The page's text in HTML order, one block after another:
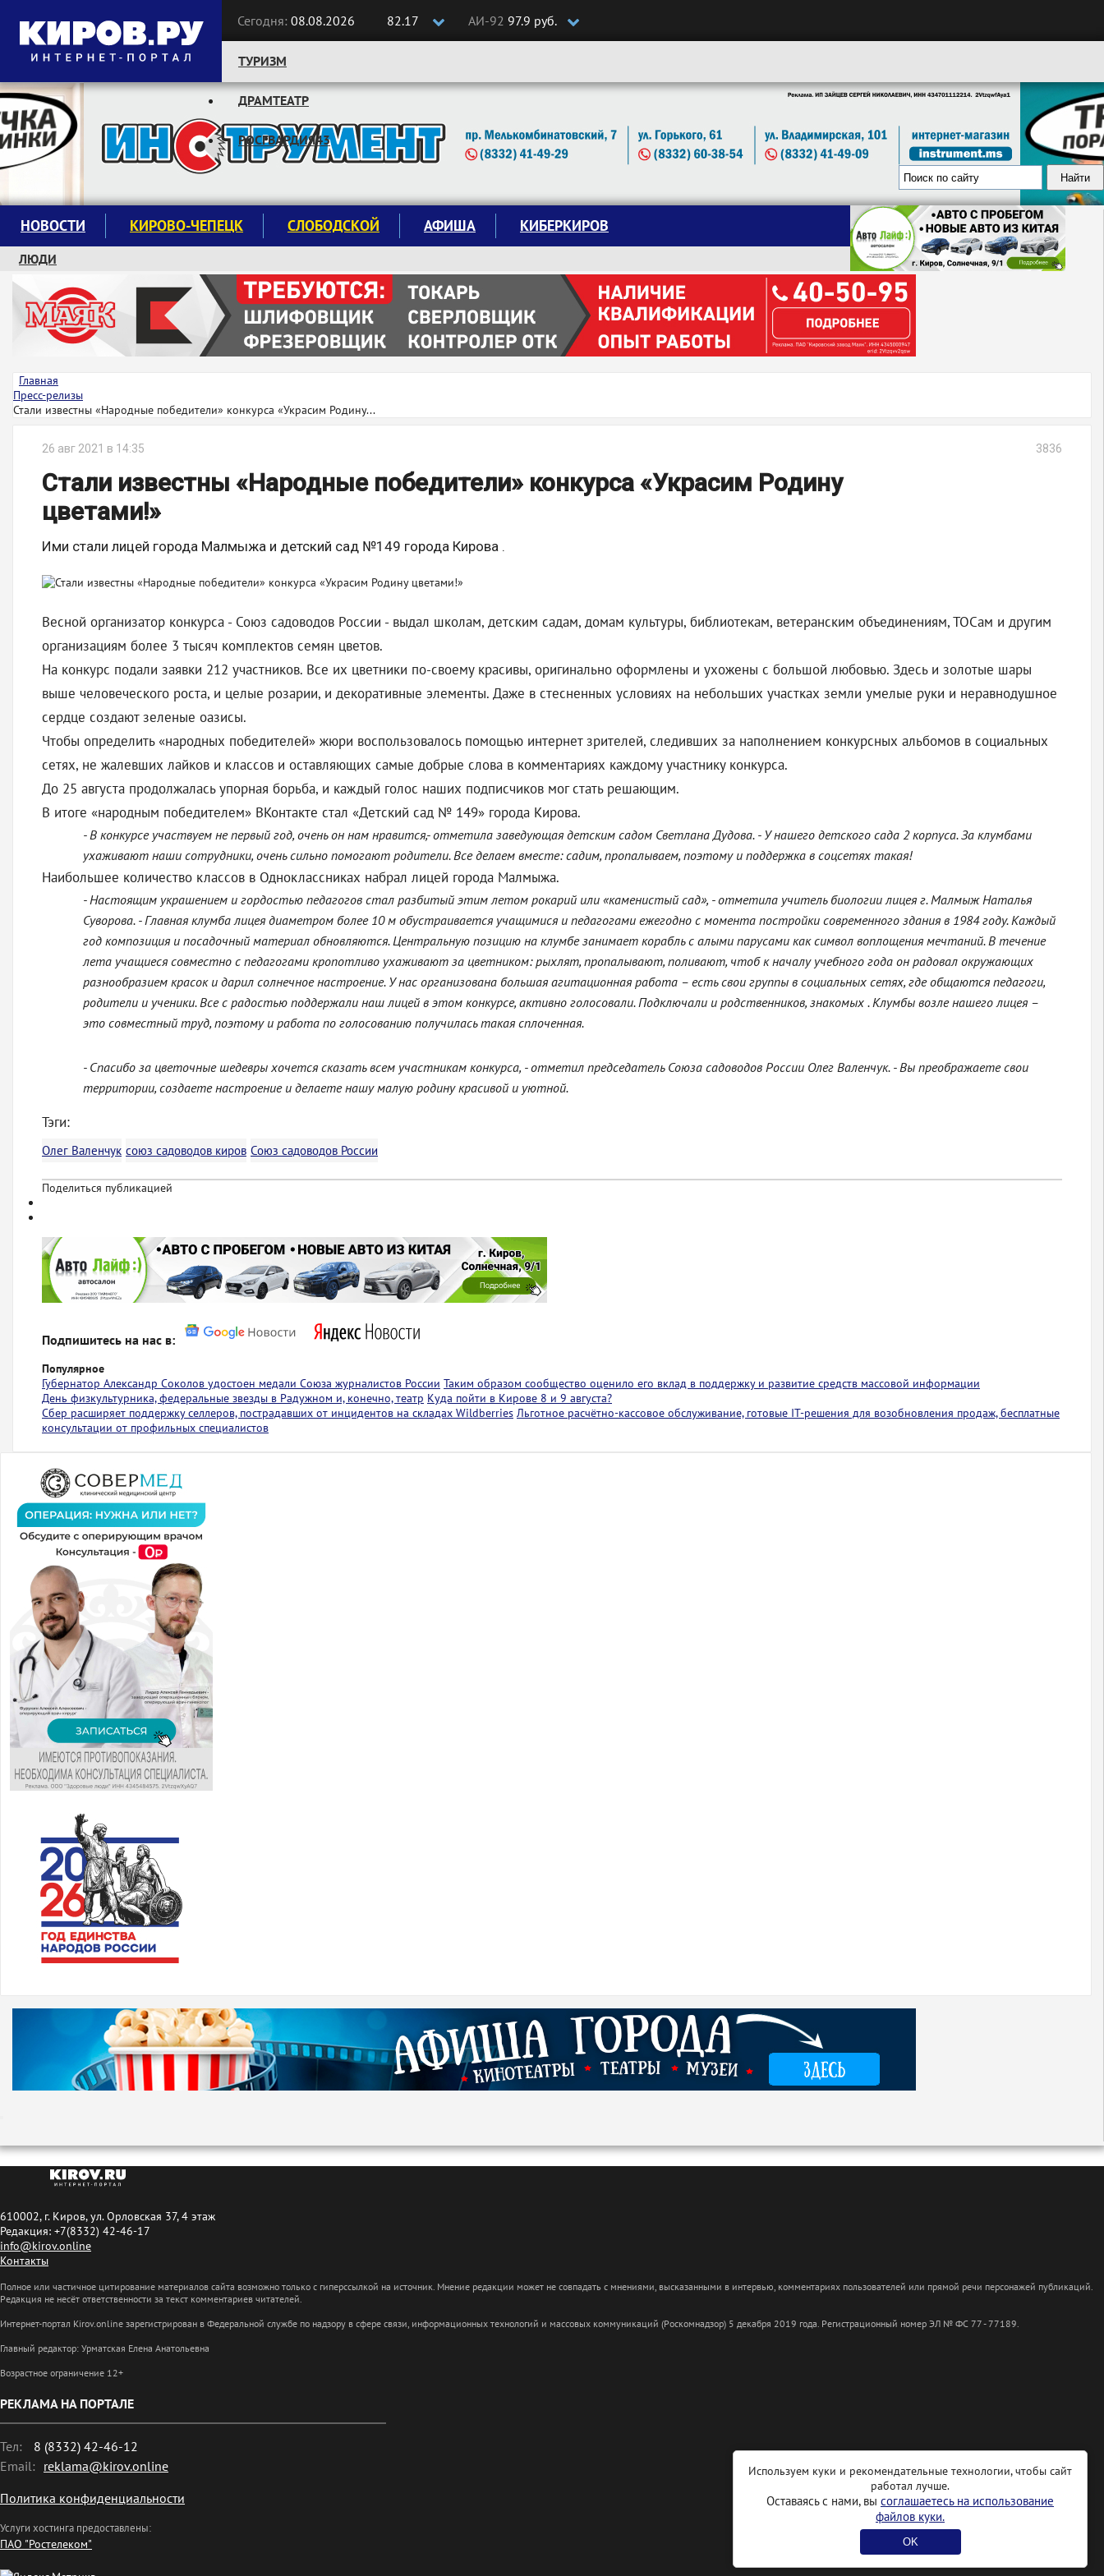
Сегодня: 08.08.2026 82.17 АИ-92 97.9 руб.
Следите за новостями:
ТУРИЗМ
ДРАМТЕАТР
РОСГВАРДИЯ43
НОВОСТИ КИРОВО-ЧЕПЕЦК СЛОБОДСКОЙ АФИША КИБЕРКИРОВ
ЛЮДИ
КРУЖКИ И СЕКЦИИ
ЗАВОДУ "МАЯК" 85 ЛЕТ
ЭКОЛОГИЯ
Главная
Пресс-релизы
Стали известны «Народные победители» конкурса «Украсим Родину...
26 авг 2021 в 14:35 3836
Стали известны «Народные победители» конкурса «Украсим Родину
цветами!»
Ими стали лицей города Малмыжа и детский сад №149 города Кирова .
Весной организатор конкурса - Союз садоводов России - выдал школам, детским садам, домам культуры, библиотекам, ветеранским объединениям, ТОСам и другим
организациям более 3 тысяч комплектов семян цветов.
На конкурс подали заявки 212 участников. Все их цветники по-своему красивы, оригинально оформлены и ухожены с большой любовью. Здесь и золотые шары
выше человеческого роста, и целые розарии, и декоративные элементы. Даже в стесненных условиях на небольших участках земли умелые руки и неравнодушное
сердце создают зеленые оазисы.
Чтобы определить «народных победителей» жюри воспользовалось помощью интернет зрителей, следивших за наполнением конкурсных альбомов в социальных
сетях, не жалевших лайков и классов и оставляющих самые добрые слова в комментариях каждому участнику конкурса.
До 25 августа продолжалась упорная борьба, и каждый голос наших подписчиков мог стать решающим.
В итоге «народным победителем» ВКонтакте стал «Детский сад № 149» города Кирова.
- В конкурсе участвуем не первый год, очень он нам нравится,- отметила заведующая детским садом Светлана Дудова. - У нашего детского сада 2 корпуса. За клумбами
ухаживают наши сотрудники, очень сильно помогают родители. Все делаем вместе: садим, пропалываем, поэтому и поддержка в соцсетях такая!
Наибольшее количество классов в Одноклассниках набрал лицей города Малмыжа.
- Настоящим украшением и гордостью педагогов стал разбитый этим летом рокарий или «каменистый сад», - отметила учитель биологии лицея г. Малмыж Наталья
Суворова. - Главная клумба лицея диаметром более 10 м обустраивается учащимися и педагогами ежегодно с момента постройки современного здания в 1984 году. Каждый
год композиция и посадочный материал обновляются. Центральную позицию на клумбе занимает корабль с алыми парусами как символ воплощения мечтаний. В течение
лета учащиеся совместно с педагогами кропотливо ухаживают за цветником: рыхлят, пропалывают, поливают, чтоб к началу учебного года он радовал окружающих
разнообразием красок и дарил солнечное настроение. У нас организована большая агитационная работа – есть свои группы в социальных сетях, где общаются педагоги,
родители и ученики. Все с радостью поддержали наш лицей в этом конкурсе, активно голосовали. Подключали и родственников, знакомых . Клумбы возле нашего лицея –
это совместный труд, поэтому и работа по голосованию получилась такая сплоченная.
- Спасибо за цветочные шедевры хочется сказать всем участникам конкурса, - отметил председатель Союза садоводов России Олег Валенчук. - Вы преображаете свои
территории, создаете настроение и делаете нашу малую родину красивой и уютной.
Тэги:
Олег Валенчук союз садоводов киров Союз садоводов России
Поделиться публикацией
Подпишитесь на нас в:
Популярное
Губернатор Александр Соколов удостоен медали Союза журналистов России Таким образом сообщество оценило его вклад в поддержку и развитие средств массовой информации
День физкультурника, федеральные звезды в Радужном и, конечно, театр Куда пойти в Кирове 8 и 9 августа?
Сбер расширяет поддержку селлеров, пострадавших от инцидентов на складах Wildberries Льготное расчётно-кассовое обслуживание, готовые IT-решения для возобновления продаж, бесплатные
консультации от профильных специалистов
610002, г. Киров, ул. Орловская 37, 4 этаж
Редакция: +7(8332) 42-46-17
info@kirov.online
Контакты
Полное или частичное цитирование материалов сайта возможно только с гиперссылкой на источник. Мнение редакции может не совпадать с мнениями, высказанными в интервью, комментариях пользователей или прямой речи персонажей публикаций.
Редакция не несёт ответственности за текст комментариев читателей.
Интернет-портал Kirov.online зарегистрирован в Федеральной службе по надзору в сфере связи, информационных технологий и массовых коммуникаций (Роскомнадзор) 5 декабря 2019 года. Регистрационный номер ЭЛ № ФС 77 - 77189.
Главный редактор: Урматская Елена Анатольевна
Возрастное ограничение 12+
РЕКЛАМА НА ПОРТАЛЕ
Тел:
8 (8332) 42-46-12
Email: reklama@kirov.online
Политика конфиденциальности
Услуги хостинга предоставлены:
ПАО "Ростелеком"
Используем куки и рекомендательные технологии, чтобы сайт
работал лучше.
Оставаясь с нами, вы соглашаетесь на использование
файлов куки.
OK